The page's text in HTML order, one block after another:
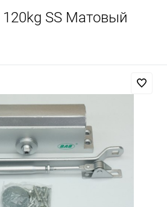
SS Матовый